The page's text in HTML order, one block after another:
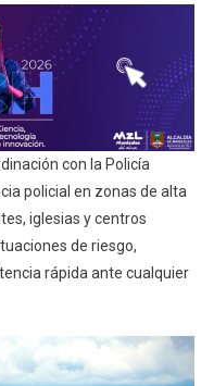
con la Policía
policial en zonas de alta
iglesias y centros
de riesgo,
rápida ante cualquier